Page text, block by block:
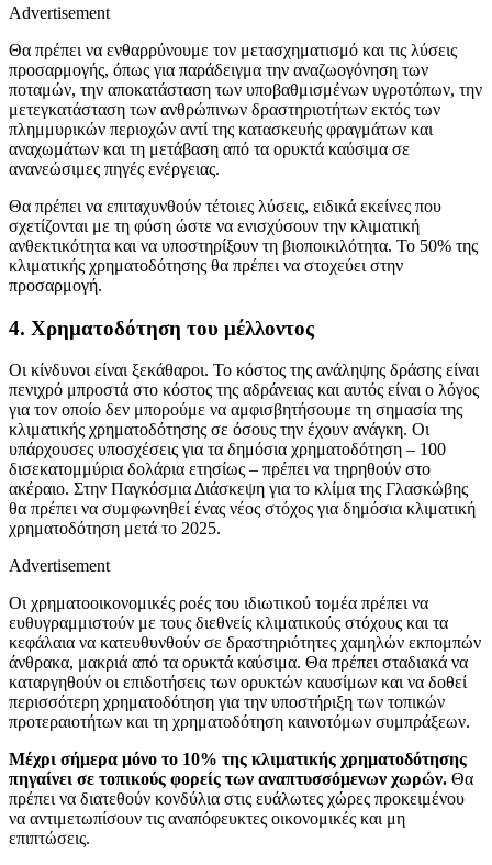
Advertisement
Θα πρέπει να ενθαρρύνουμε τον μετασχηματισμό και τις λύσεις
προσαρμογής, όπως για παράδειγμα την αναζωογόνηση των
ποταμών, την αποκατάσταση των υποβαθμισμένων υγροτόπων, την
μετεγκατάσταση των ανθρώπινων δραστηριοτήτων εκτός των
πλημμυρικών περιοχών αντί της κατασκευής φραγμάτων και
αναχωμάτων και τη μετάβαση από τα ορυκτά καύσιμα σε
ανανεώσιμες πηγές ενέργειας.
Θα πρέπει να επιταχυνθούν τέτοιες λύσεις, ειδικά εκείνες που
σχετίζονται με τη φύση ώστε να ενισχύσουν την κλιματική
ανθεκτικότητα και να υποστηρίξουν τη βιοποικιλότητα. Το 50% της
κλιματικής χρηματοδότησης θα πρέπει να στοχεύει στην
προσαρμογή.
4. Χρηματοδότηση του μέλλοντος
Οι κίνδυνοι είναι ξεκάθαροι. Το κόστος της ανάληψης δράσης είναι
πενιχρό μπροστά στο κόστος της αδράνειας και αυτός είναι ο λόγος
για τον οποίο δεν μπορούμε να αμφισβητήσουμε τη σημασία της
κλιματικής χρηματοδότησης σε όσους την έχουν ανάγκη. Οι
υπάρχουσες υποσχέσεις για τα δημόσια χρηματοδότηση – 100
δισεκατομμύρια δολάρια ετησίως – πρέπει να τηρηθούν στο
ακέραιο. Στην Παγκόσμια Διάσκεψη για το κλίμα της Γλασκώβης
θα πρέπει να συμφωνηθεί ένας νέος στόχος για δημόσια κλιματική
χρηματοδότηση μετά το 2025.
Advertisement
Οι χρηματοοικονομικές ροές του ιδιωτικού τομέα πρέπει να
ευθυγραμμιστούν με τους διεθνείς κλιματικούς στόχους και τα
κεφάλαια να κατευθυνθούν σε δραστηριότητες χαμηλών εκπομπών
άνθρακα, μακριά από τα ορυκτά καύσιμα. Θα πρέπει σταδιακά να
καταργηθούν οι επιδοτήσεις των ορυκτών καυσίμων και να δοθεί
περισσότερη χρηματοδότηση για την υποστήριξη των τοπικών
προτεραιοτήτων και τη χρηματοδότηση καινοτόμων συμπράξεων.
Μέχρι σήμερα μόνο το 10% της κλιματικής χρηματοδότησης
πηγαίνει σε τοπικούς φορείς των αναπτυσσόμενων χωρών. Θα
πρέπει να διατεθούν κονδύλια στις ευάλωτες χώρες προκειμένου
να αντιμετωπίσουν τις αναπόφευκτες οικονομικές και μη
επιπτώσεις.